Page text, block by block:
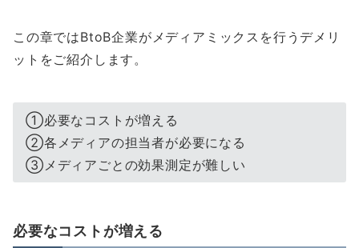
この章ではBtoB企業がメディアミックスを行うデメリ
ットをご紹介します。
①必要なコストが増える
②各メディアの担当者が必要になる
③メディアごとの効果測定が難しい
必要なコストが増える